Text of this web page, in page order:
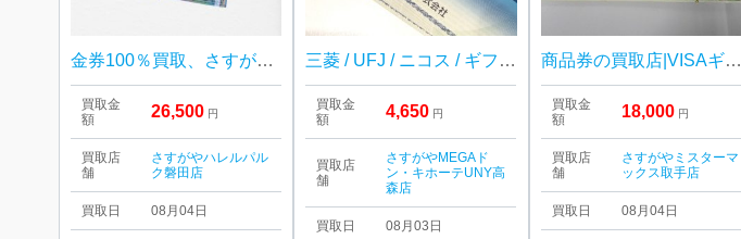
金券100％買取、さすがやハレルパルク磐田店
買取金
額
26,500 円
買取店
舗
さすがやハレルパル
ク磐田店
買取日 08月04日
三菱 / UFJ / ニコス / ギフトカード / 1000円
買取金
額
4,650 円
買取店
舗
さすがやMEGAド
ン・キホーテUNY高
森店
買取日 08月03日
商品券の買取店|VISAギフト券をお買取り致しました|取手市井野
買取金
額
18,000 円
買取店
舗
さすがやミスターマ
ックス取手店
買取日 08月04日